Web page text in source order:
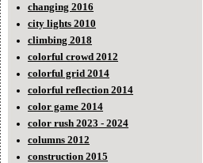
changing 2016
city lights 2010
climbing 2018
colorful crowd 2012
colorful grid 2014
colorful reflection 2014
color game 2014
color rush 2023 - 2024
columns 2012
construction 2015